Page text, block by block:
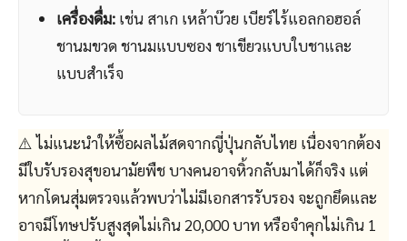
เครื่องดื่ม: เช่น สาเก เหล้าบ๊วย เบียร์ไร้แอลกอฮอล์
ชานมขวด ชานมแบบซอง ชาเขียวแบบใบชาและ
แบบสำเร็จ
⚠️ ไม่แนะนำให้ซื้อผลไม้สดจากญี่ปุ่นกลับไทย เนื่องจากต้อง
มีใบรับรองสุขอนามัยพืช บางคนอาจหิ้วกลับมาได้ก็จริง แต่
หากโดนสุ่มตรวจแล้วพบว่าไม่มีเอกสารรับรอง จะถูกยึดและ
อาจมีโทษปรับสูงสุดไม่เกิน 20,000 บาท หรือจำคุกไม่เกิน 1